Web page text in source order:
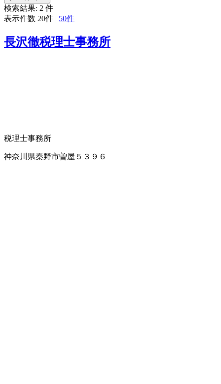
検索結果: 2 件
表示件数 20件 | 50件
長沢徹税理士事務所
税理士事務所
神奈川県秦野市曽屋５３９６